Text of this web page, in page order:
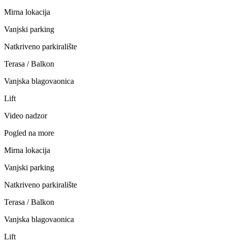
Mirna lokacija
Vanjski parking
Natkriveno parkiralište
Terasa / Balkon
Vanjska blagovaonica
Lift
Video nadzor
Pogled na more
Mirna lokacija
Vanjski parking
Natkriveno parkiralište
Terasa / Balkon
Vanjska blagovaonica
Lift